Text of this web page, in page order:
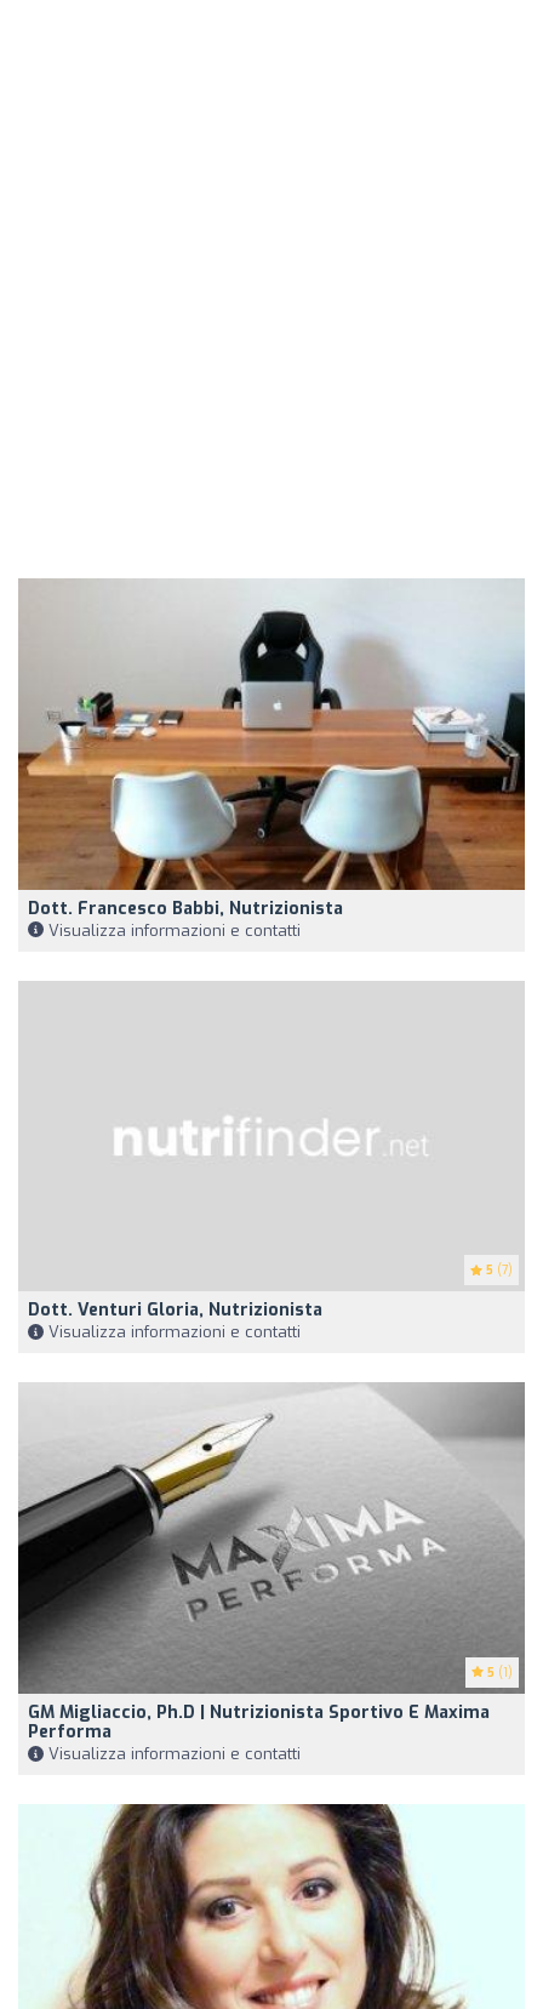
Dott. Francesco Babbi, Nutrizionista
Visualizza informazioni e contatti
5 (7)
Dott. Venturi Gloria, Nutrizionista
Visualizza informazioni e contatti
5 (1)
GM Migliaccio, Ph.D | Nutrizionista Sportivo E Maxima
Performa
Visualizza informazioni e contatti